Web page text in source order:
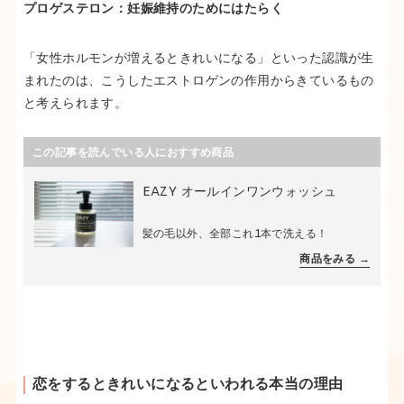
プロゲステロン：妊娠維持のためにはたらく
「女性ホルモンが増えるときれいになる」といった認識が生
まれたのは、こうしたエストロゲンの作用からきているもの
と考えられます。
この記事を読んでいる人におすすめ商品
EAZY オールインワンウォッシュ
髪の毛以外、全部これ1本で洗える！
商品をみる →
恋をするときれいになるといわれる本当の理由